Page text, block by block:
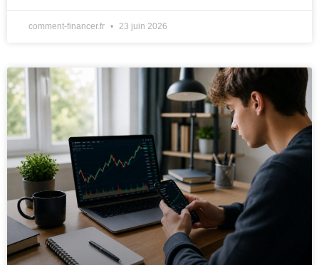
comment-financer.fr 23 juin 2026